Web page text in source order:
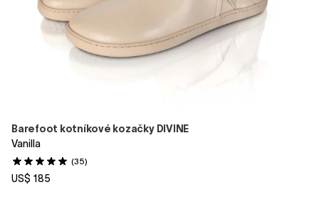
Barefoot kotníkové kozačky DIVINE
Vanilla
(35)
US$ 185